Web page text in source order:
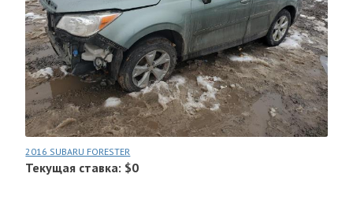
2016 SUBARU FORESTER
Текущая ставка: $0